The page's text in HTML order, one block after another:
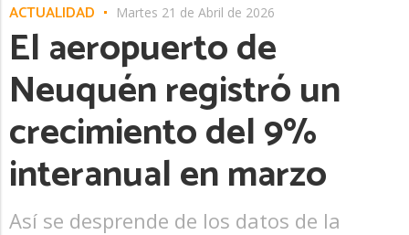
ACTUALIDAD Martes 21 de Abril de 2026
El aeropuerto de
Neuquén registró un
crecimiento del 9%
interanual en marzo
Así se desprende de los datos de la